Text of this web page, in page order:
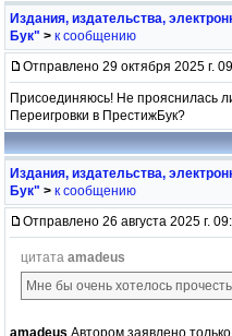
Издания, издательства,
Бук" > к сообщению
Отправлено 29 октября 2025 г.
Присоединяюсь! Не прояснилась
Переигровки в ПрестижБук?
Издания, издательства,
Бук" > к сообщению
Отправлено 26 августа 2025 г.
цитата amadeus
Мне бы очень хотелось
amadeus Автором заявлено